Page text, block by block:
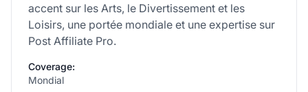
accent sur les Arts, le Divertissement et les
Loisirs, une portée mondiale et une expertise sur
Post Affiliate Pro.
Coverage:
Mondial